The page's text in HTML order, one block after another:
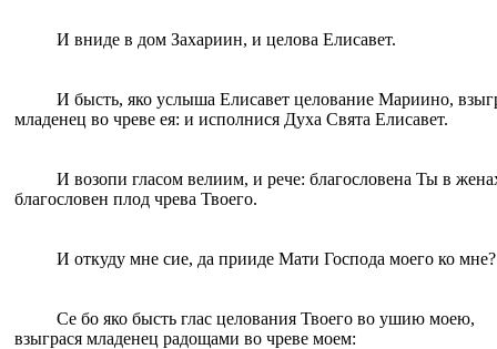
И вниде в дом Захариин, и целова Елисавет.
И бысть, яко услыша Елисавет целование Мариино,
младенец во чреве ея: и исполнися Духа Свята Елисавет.
И возопи гласом велиим, и рече: благословена Ты в
благословен плод чрева Твоего.
И откуду мне сие, да прииде Мати Господа моего ко мне?
Се бо яко бысть глас целования Твоего во ушию моею,
взыграся младенец радощами во чреве моем: